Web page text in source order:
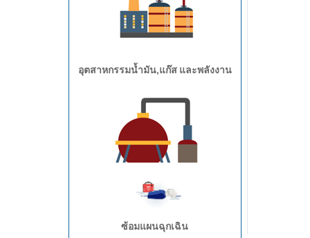
อุตสาหกรรมน้ำมัน,แก๊ส และพลังงาน
อุตสาหกรรมเคมี
ซ้อมแผนฉุกเฉิน